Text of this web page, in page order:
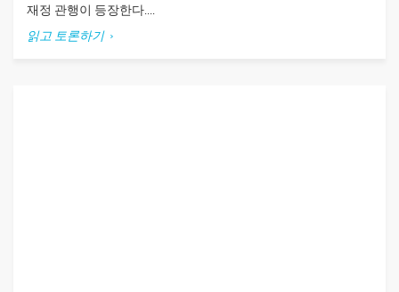
재정 관행이 등장한다....
읽고 토론하기